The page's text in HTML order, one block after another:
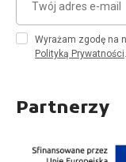
Wyrażam zgodę na
Polityką Prywatności.
Partnerzy